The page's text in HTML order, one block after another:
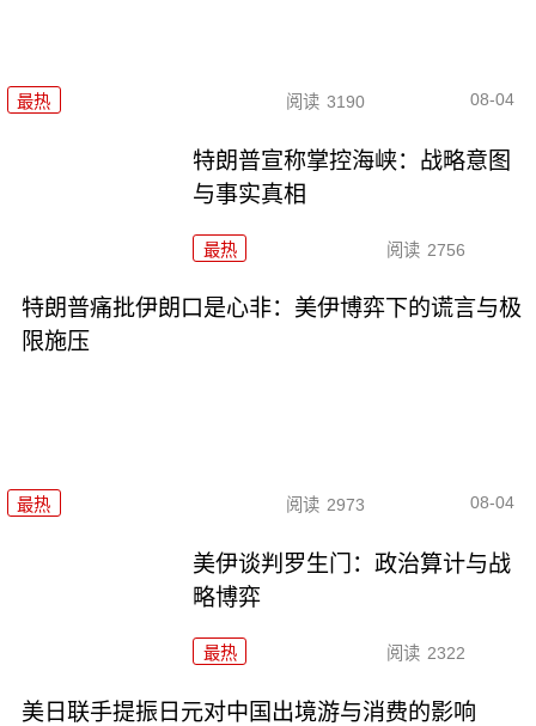
最热 阅读 3190 08-04
特朗普宣称掌控海峡：战略意图
与事实真相
最热 阅读 2756
特朗普痛批伊朗口是心非：美伊博弈下的谎言与极
限施压
最热 阅读 2973 08-04
美伊谈判罗生门：政治算计与战
略博弈
最热 阅读 2322
美日联手提振日元对中国出境游与消费的影响